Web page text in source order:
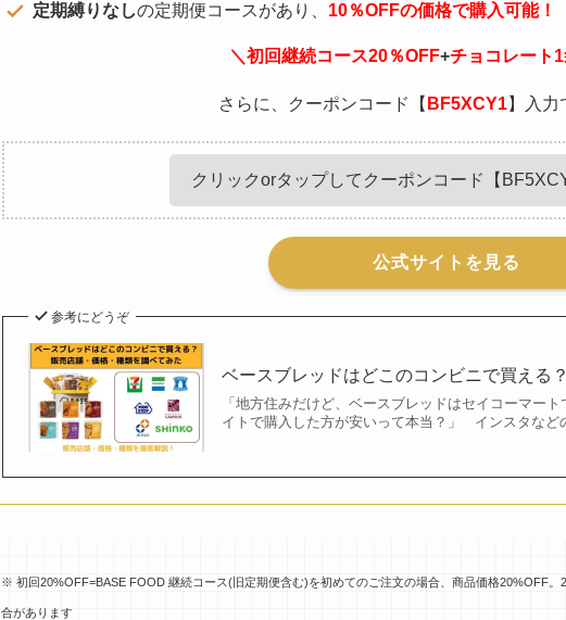
定期縛りなしの定期便コースがあり、 10％OFFの価格で購入可能！
＼初回継続コース20％OFF+チョコレート1
さらに、クーポンコード【 BF5XCY1】入力
クリックorタップしてクーポンコード【
公式サイトを見る
参考にどうぞ
ベースブレッドはどこのコンビニで買える
「地方住みだけど、ベースブレッドはセイコーマー
イトで購入した方が安いって本当？」 インスタなど
※ 初回20%OFF=BASE FOOD 継続コース(旧定期便含む)を初めてのご注文の場合、商品価格20%OFF
合があります